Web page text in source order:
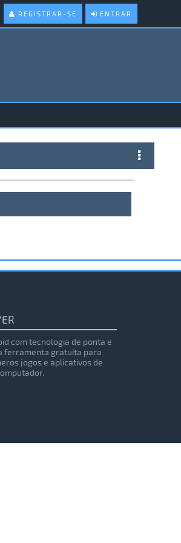
ENTRAR
REGISTRAR-SE
com tecnologia de ponta e
ferramenta gratuita para
jogos e aplicativos de